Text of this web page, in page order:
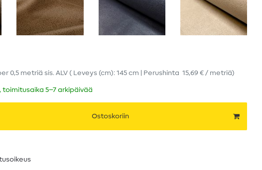
0,5 metriä sis. ALV ( Leveys (cm): 145 cm | Perushinta 15,69 € / metriä)
5–7 arkipäivää
Ostoskoriin